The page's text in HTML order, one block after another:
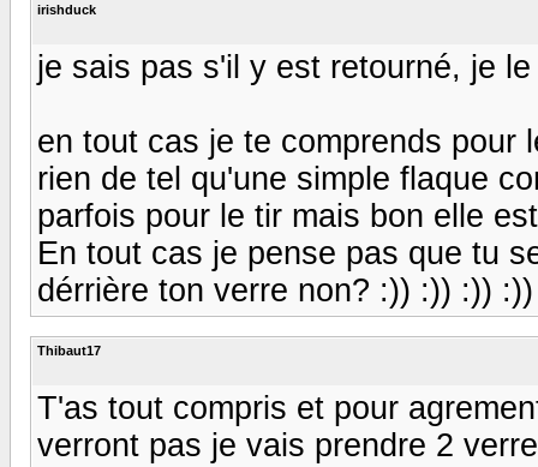
irishduck
je sais pas s'il y est retourné, je
en tout cas je te comprends pour
rien de tel qu'une simple flaque
parfois pour le tir mais bon elle
En tout cas je pense pas que tu
dérrière ton verre non? :)) :)) :)) :))
Thibaut17
T'as tout compris et pour
verront pas je vais prendre 2